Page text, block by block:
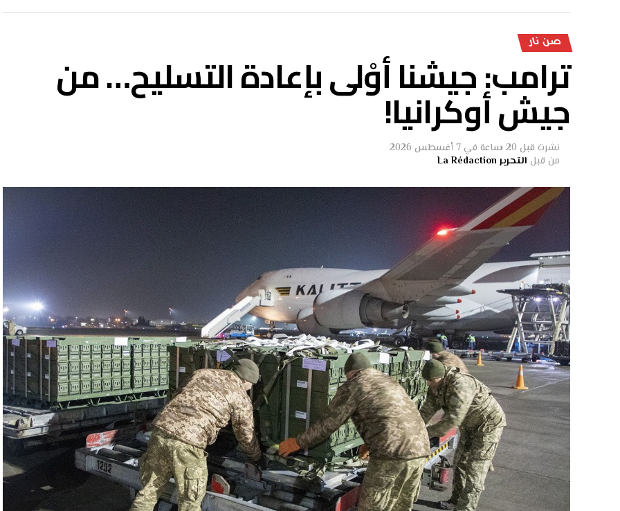
صن نار
ترامب: جيشنا أوْلى بإعادة التسليح… من
جيش أوكرانيا!
نشرت قبل 20 ساعة في 7 أغسطس 2026
من قبل التحرير La Rédaction